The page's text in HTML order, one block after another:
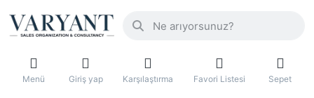
Menü Giriş yap Karşılaştırma Favori Listesi Sepet